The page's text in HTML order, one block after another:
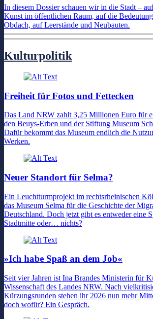
In diesem Dossier schauen wir in die Stadt –
Kunst im öffentlichen Raum, auf die
Obdach, auf Leerstände und Neubauten.
Kulturpolitik
Freiheit für Fotos und Fettecken
Das Land NRW zahlt 3,25 Millionen Euro für
den Beuys-Erben und der Stiftung Museum
Dafür bekommt das Museum endlich die
Werken.
Neuer Standort für Selma?
Ein Leuchtturmprojekt im rechtsrheinischen
das Museum Selma für die Geschichte der
Deutschland. Doch jetzt gibt es entweder eine
Stadtmitte oder… nichts?
»Ich habe Spaß an dem Job«
Seit vier Jahren ist Ina Brandes Ministerin für
Wissenschaft des Landes NRW. Nach
Kürzungsrunden stehen ihr 2026 nun mehr
doch wofür? Ein Gespräch.